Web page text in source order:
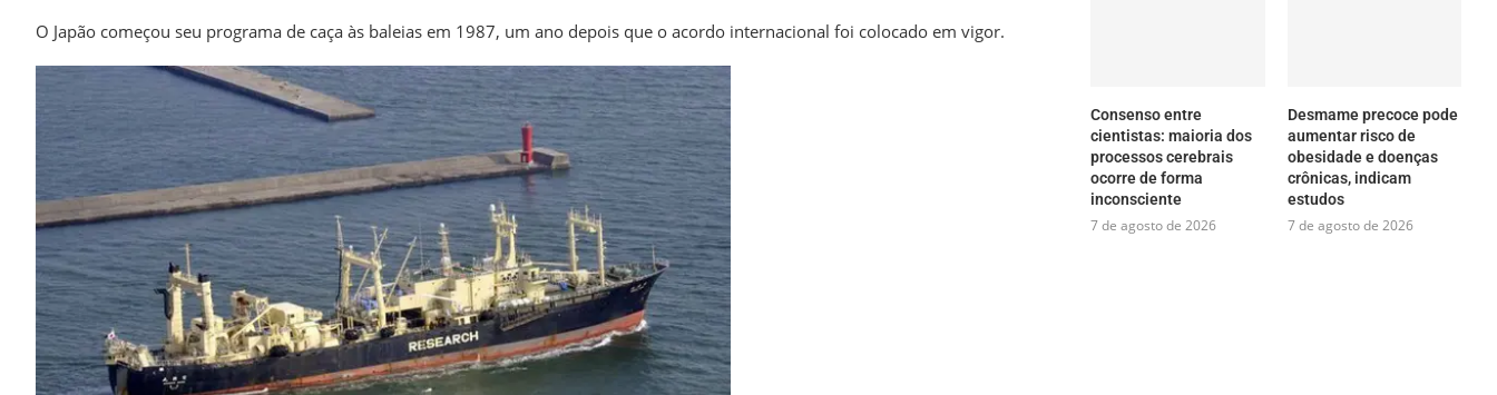
O Japão começou seu programa de caça às baleias em 1987, um ano depois que o acordo internacional foi colocado em vigor.
Consenso entre
cientistas: maioria dos
processos cerebrais
ocorre de forma
inconsciente
7 de agosto de 2026
Desmame precoce pode
aumentar risco de
obesidade e doenças
crônicas, indicam
estudos
7 de agosto de 2026